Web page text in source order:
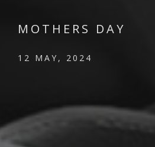
MOTHERS DAY
12 MAY, 2024